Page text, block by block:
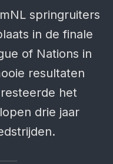
springruiters
in de finale
of Nations in
resultaten
het
drie jaar